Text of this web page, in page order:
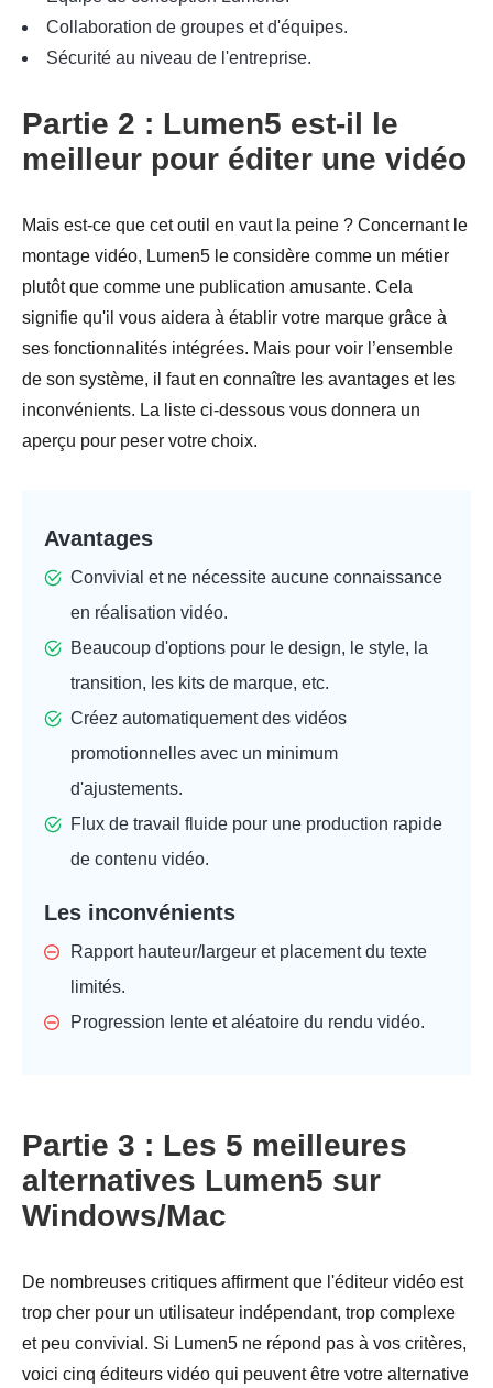
Collaboration de groupes et d'équipes.
Sécurité au niveau de l'entreprise.
Partie 2 : Lumen5 est-il le
meilleur pour éditer une vidéo
Mais est-ce que cet outil en vaut la peine ? Concernant le
montage vidéo, Lumen5 le considère comme un métier
plutôt que comme une publication amusante. Cela
signifie qu'il vous aidera à établir votre marque grâce à
ses fonctionnalités intégrées. Mais pour voir l’ensemble
de son système, il faut en connaître les avantages et les
inconvénients. La liste ci-dessous vous donnera un
aperçu pour peser votre choix.
Avantages
Convivial et ne nécessite aucune connaissance
en réalisation vidéo.
Beaucoup d'options pour le design, le style, la
transition, les kits de marque, etc.
Créez automatiquement des vidéos
promotionnelles avec un minimum
d'ajustements.
Flux de travail fluide pour une production rapide
de contenu vidéo.
Les inconvénients
Rapport hauteur/largeur et placement du texte
limités.
Progression lente et aléatoire du rendu vidéo.
Partie 3 : Les 5 meilleures
alternatives Lumen5 sur
Windows/Mac
De nombreuses critiques affirment que l'éditeur vidéo est
trop cher pour un utilisateur indépendant, trop complexe
et peu convivial. Si Lumen5 ne répond pas à vos critères,
voici cinq éditeurs vidéo qui peuvent être votre alternative